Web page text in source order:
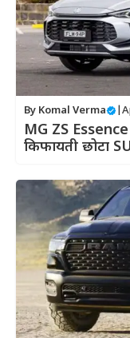
By Komal Verma
MG ZS
किफायती छोटा